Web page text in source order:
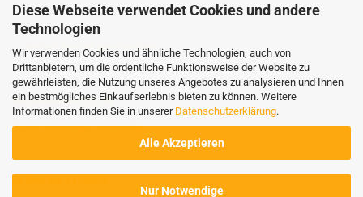
Diese Webseite verwendet Cookies und andere
Technologien
Wir verwenden Cookies und ähnliche Technologien, auch von
Drittanbietern, um die ordentliche Funktionsweise der Website zu
gewährleisten, die Nutzung unseres Angebotes zu analysieren und Ihnen
ein bestmögliches Einkaufserlebnis bieten zu können. Weitere
Informationen finden Sie in unserer Datenschutzerklärung.
Alle Akzeptieren
Nur Notwendige
... einfach besser abschneiden
Rasenmaeher2000.de
Ihr zuverlässiger Onlineshop
its time for a HONDA